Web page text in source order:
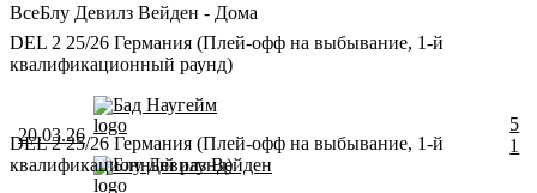
ВсеБлу Девилз Вейден - Дома
DEL 2 25/26 Германия (Плей-офф на выбывание, 1-й
квалификационный раунд)
20.03.26
Бад Наугейм
Блу Девилз Вейден
5
1
DEL 2 25/26 Германия (Плей-офф на выбывание, 1-й
квалификационный раунд)